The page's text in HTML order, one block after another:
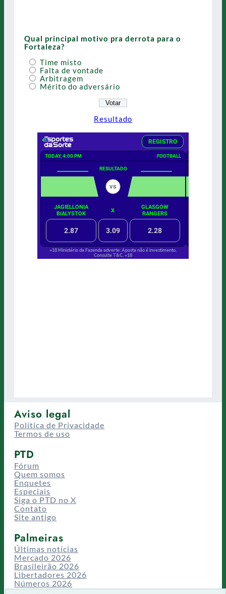
Qual principal motivo pra derrota para o
Fortaleza?
Time misto
Falta de vontade
Arbitragem
Mérito do adversário
Resultado
Aviso legal
Política de Privacidade
Termos de uso
PTD
Fórum
Quem somos
Enquetes
Especiais
Siga o PTD no X
Contato
Site antigo
Palmeiras
Últimas notícias
Mercado 2026
Brasileirão 2026
Libertadores 2026
Números 2026
Campeonatos